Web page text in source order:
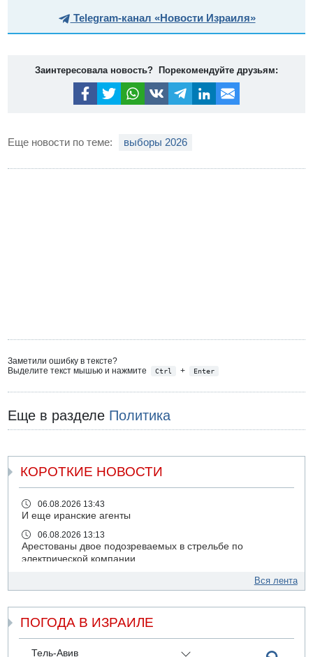
Telegram-канал «Новости Израиля»
Заинтересовала новость? Порекомендуйте друзьям:
Еще новости по теме: выборы 2026
Заметили ошибку в тексте?
Выделите текст мышью и нажмите
Ctrl + Enter
Еще в разделе Политика
КОРОТКИЕ НОВОСТИ
06.08.2026 13:43
И еще иранские агенты
06.08.2026 13:13
Арестованы двое подозреваемых в стрельбе по
электрической компании
Возле Кирьят-Арбы пожар на местности
06.08.2026 12:06
США не будут давить на Израиль в вопросе Ливана
06.08.2026 11:41
Трое подростков ограбили сексшоп в Холоне
Вся лента
ПОГОДА В ИЗРАИЛЕ
Тель-Авив